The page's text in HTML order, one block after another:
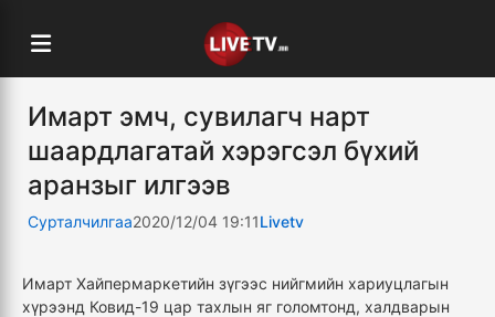
Имарт эмч, сувилагч нарт
шаардлагатай хэрэгсэл бүхий
аранзыг илгээв
Сурталчилгаа2020/12/04 19:11Livetv
Имарт Хайпермаркетийн зүгээс нийгмийн хариуцлагын
хүрээнд Ковид-19 цар тахлын яг голомтонд, халдварын